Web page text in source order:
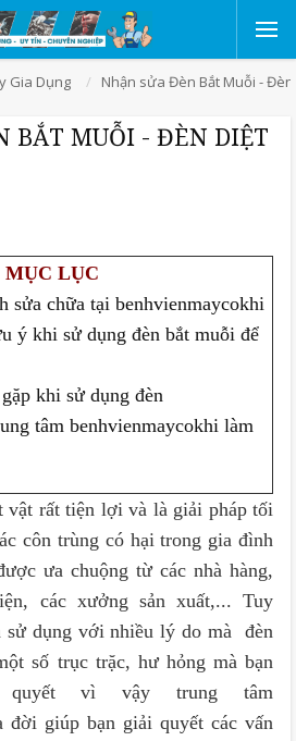
Gia Dụng Nhận sửa Đèn Bắt Muỗi -
BẮT MUỖI - ĐÈN DIỆT
MỤC LỤC
sửa chữa tại benhvienmaycokhi
ý khi sử dụng đèn bắt muỗi để
khi sử dụng đèn
tâm benhvienmaycokhi làm
rất tiện lợi và là giải pháp tối
côn trùng có hại trong gia đình
ưa chuộng từ các nhà hàng,
các xưởng sản xuất,... Tuy
sử dụng với nhiều lý do mà đèn
số trục trặc, hư hỏng mà bạn
quyết vì vậy trung tâm
đời giúp bạn giải quyết các vấn